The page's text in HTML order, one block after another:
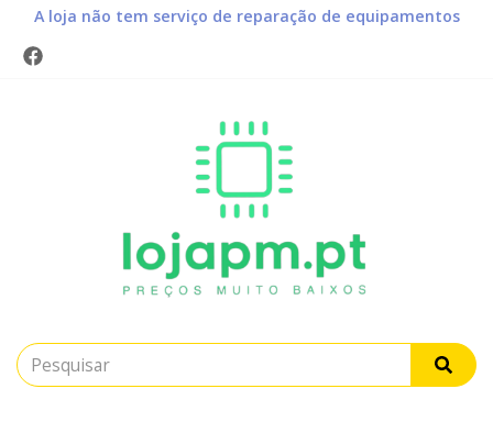
A loja não tem serviço de reparação de equipamentos